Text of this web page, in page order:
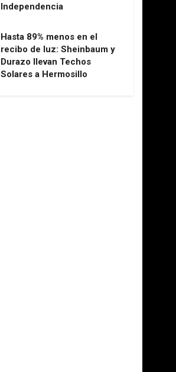
Independencia
Hasta 89% menos en el
recibo de luz: Sheinbaum y
Durazo llevan Techos
Solares a Hermosillo